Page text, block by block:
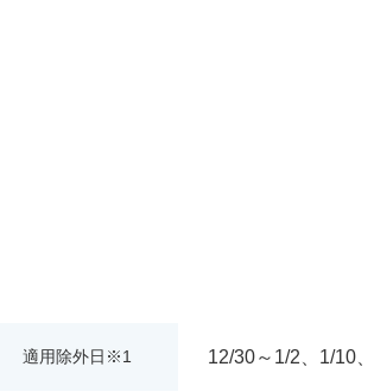
適用除外日※1 12/30～1/2、1/10